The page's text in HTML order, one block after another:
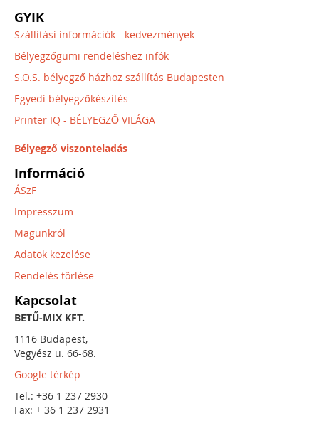
GYIK
Szállítási információk - kedvezmények
Bélyegzőgumi rendeléshez infók
S.O.S. bélyegző házhoz szállítás Budapesten
Egyedi bélyegzőkészítés
Printer IQ - BÉLYEGZŐ VILÁGA
Bélyegző viszonteladás
Információ
ÁSzF
Impresszum
Magunkról
Adatok kezelése
Rendelés törlése
Kapcsolat
BETŰ-MIX KFT.
1116 Budapest,
Vegyész u. 66-68.
Google térkép
Tel.: +36 1 237 2930
Fax: + 36 1 237 2931